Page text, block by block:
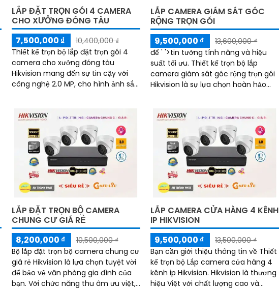
LẮP ĐẶT TRỌN GÓI 4 CAMERA
CHO XƯỞNG ĐÓNG TÀU
7,500,000 ₫
10,400,000 ₫
Thiết kế trọn bộ lắp đặt trọn gói 4
camera cho xưởng đóng tàu
Hikvision mang đến sự tin cậy với
công nghệ 2.0 MP, cho hình ảnh sắc
LẮP CAMERA GIÁM SÁT GÓC
RỘNG TRỌN GÓI
9,500,000 ₫
13,600,000 ₫
để ' '>tin tưởng tính năng và hiệu
suất tối ưu. Thiết kế trọn bộ lắp
camera giám sát góc rộng trọn gói
Hikvision là sự lựa chọn hoàn hảo
phòng, cửa hàng và nhiều nơi khác
LẮP ĐẶT TRỌN BỘ CAMERA
CHUNG CƯ GIÁ RẺ
8,200,000 ₫
10,500,000 ₫
Bộ lắp đặt trọn bộ camera chung cư
giá rẻ Hikvision là lựa chọn tuyệt vời
để bảo vệ văn phòng gia đình của
bạn. Với chức năng thu âm ưu việt,
LẮP CAMERA CỬA HÀNG 4 KÊNH
IP HIKVISION
9,500,000 ₫
13,500,000 ₫
Bạn cần giới thiệu thông tin về Thiết
kế trọn bộ Lắp camera cửa hàng 4
kênh ip Hikvision. Hikvision là thương
hiệu Việt với chất lượng cao và